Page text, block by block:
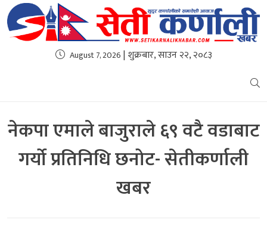
August 7, 2026 | शुक्रबार, साउन २२, २०८३
नेकपा एमाले बाजुराले ६९ वटै वडाबाट
गर्यो प्रतिनिधि छनोट- सेतीकर्णाली
खबर